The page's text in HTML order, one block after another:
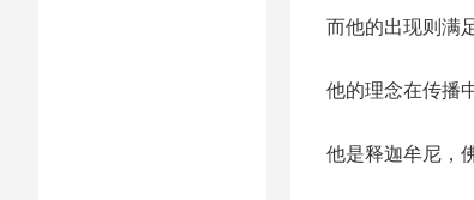
而他的出现则满
他的理念在传播
他是释迦牟尼，